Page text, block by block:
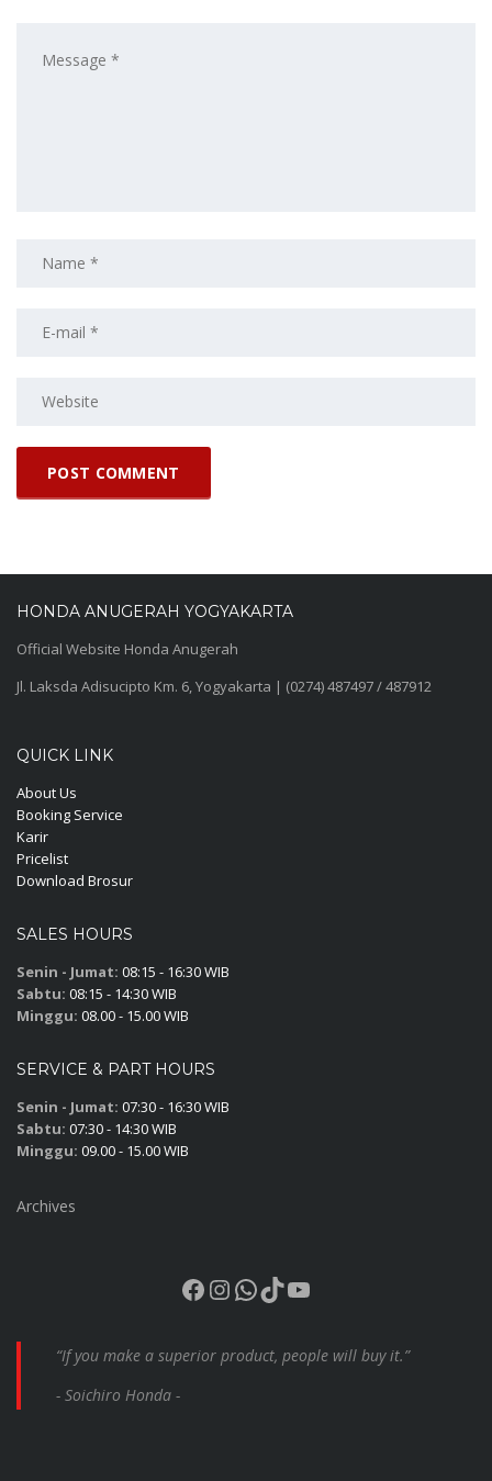
HONDA ANUGERAH YOGYAKARTA
Official Website Honda Anugerah
Jl. Laksda Adisucipto Km. 6, Yogyakarta | (0274) 487497 / 487912
QUICK LINK
About Us
Booking Service
Karir
Pricelist
Download Brosur
SALES HOURS
Senin - Jumat: 08:15 - 16:30 WIB
Sabtu: 08:15 - 14:30 WIB
Minggu: 08.00 - 15.00 WIB
SERVICE & PART HOURS
Senin - Jumat: 07:30 - 16:30 WIB
Sabtu: 07:30 - 14:30 WIB
Minggu: 09.00 - 15.00 WIB
Archives
Facebook
Instagram
WhatsApp
TikTok
YouTube
“If you make a superior product, people will buy it.”
- Soichiro Honda -